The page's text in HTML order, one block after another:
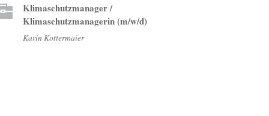
Klimaschutzmanager /
Klimaschutzmanagerin (m/w/d)
Karin Kottermaier